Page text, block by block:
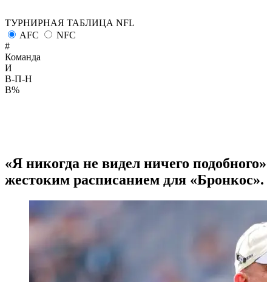
ТУРНИРНАЯ ТАБЛИЦА NFL
AFC
NFC
#
Команда
И
В-П-Н
В%
«Я никогда не видел ничего
жестоким расписанием для «Бронкос».